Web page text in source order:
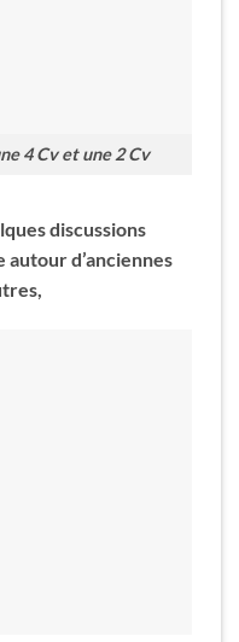
4 Cv et une 2 Cv
discussions
autour d’anciennes